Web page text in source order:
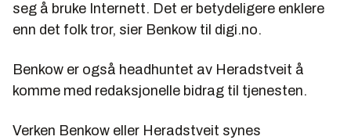
seg å bruke Internett. Det er betydeligere enklere
enn det folk tror, sier Benkow til digi.no.
Benkow er også headhuntet av Heradstveit å
komme med redaksjonelle bidrag til tjenesten.
Verken Benkow eller Heradstveit synes